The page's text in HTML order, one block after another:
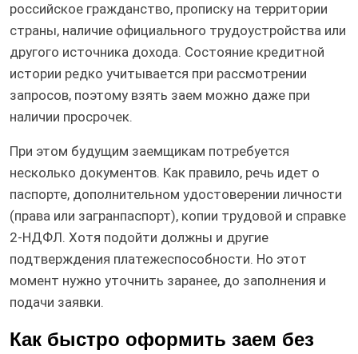
российское гражданство, прописку на территории
страны, наличие официального трудоустройства или
другого источника дохода. Состояние кредитной
истории редко учитывается при рассмотрении
запросов, поэтому взять заем можно даже при
наличии просрочек.
При этом будущим заемщикам потребуется
несколько документов. Как правило, речь идет о
паспорте, дополнительном удостоверении личности
(права или загранпаспорт), копии трудовой и справке
2-НДФЛ. Хотя подойти должны и другие
подтверждения платежеспособности. Но этот
момент нужно уточнить заранее, до заполнения и
подачи заявки.
Как быстро оформить заем без